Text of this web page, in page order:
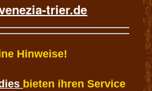
trier.de
Hinweise!
bieten ihren Service